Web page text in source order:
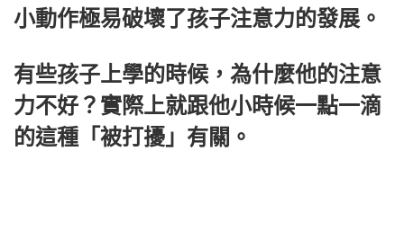
小動作極易破壞了孩子注意力的發展。
有些孩子上學的時候，為什麼他的注意
力不好？實際上就跟他小時候一點一滴
的這種「被打擾」有關。